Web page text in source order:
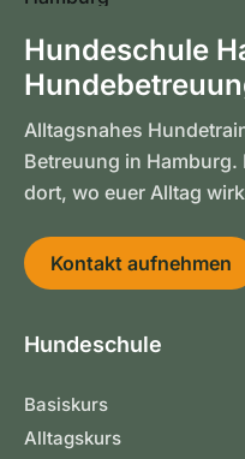
Hundeschule
Alltagsnahes
Betreuung in
dort, wo euer Alltag
Kontakt aufnehmen
Hundeschule
Basiskurs
Alltagskurs